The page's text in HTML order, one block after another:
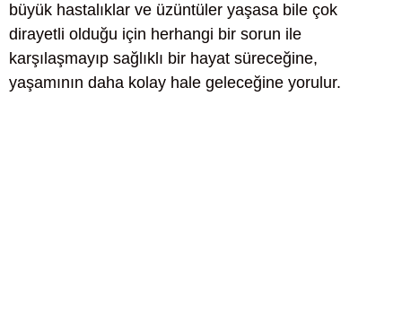
büyük hastalıklar ve üzüntüler yaşasa bile çok
dirayetli olduğu için herhangi bir sorun ile
karşılaşmayıp sağlıklı bir hayat süreceğine,
yaşamının daha kolay hale geleceğine yorulur.